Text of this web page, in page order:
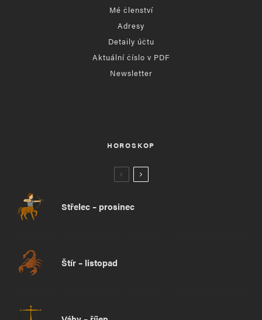
Mé členství
Adresy
Detaily účtu
Aktuální číslo v PDF
Newsletter
HOROSKOP
Střelec – prosinec
Štír – listopad